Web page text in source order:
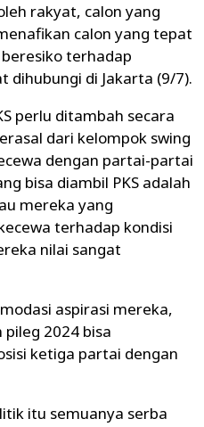
rakyat, calon yang
calon yang tepat
terhadap
dihubungi di Jakarta (9/7).
perlu ditambah secara
dari kelompok swing
dengan partai-partai
bisa diambil PKS adalah
mereka yang
terhadap kondisi
nilai sangat
aspirasi mereka,
2024 bisa
ketiga partai dengan
itu semuanya serba